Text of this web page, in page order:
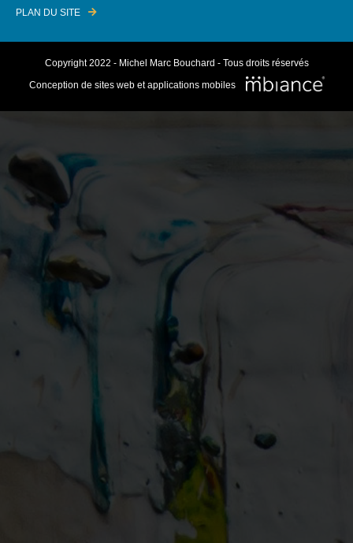
PLAN DU SITE
Copyright 2022 - Michel Marc Bouchard - Tous droits réservés
Conception de sites web et applications mobiles